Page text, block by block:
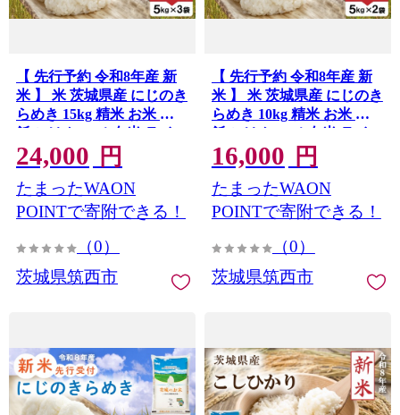
【 先行予約 令和8年産 新
米 】 米 茨城県産 にじのき
らめき 15kg 精米 お米 ご
飯 ごはん コメ 白米 ライス
ニジノキラメキ 新米15kg
米15kg 15キロ 銘柄米 茨城
県 2026年度 8年度 新生活
応援 kome okome 茨城県産
東 ふるさと納税 茨城 筑西
24,000 円
たまったWAON
POINTで寄附できる！
（0）
茨城県筑西市
【 先行予約 令和8年産 新
米 】 米 茨城県産 にじのき
らめき 10kg 精米 お米 ご
飯 ごはん コメ 白米 ライス
ニジノキラメキ 新米10kg
米10kg 10キロ 銘柄米 茨城
県 2026年度 8年度 新生活
応援 kome okome 茨城県産
東 ふるさと納税 茨城 筑西
16,000 円
たまったWAON
POINTで寄附できる！
（0）
茨城県筑西市